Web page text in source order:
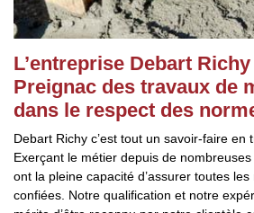
L’entreprise Debart
Preignac des travaux de
dans le respect des
Debart Richy c’est tout un savoir-faire en
Exerçant le métier depuis de
ont la pleine capacité d’assurer toutes
confiées. Notre qualification et notre